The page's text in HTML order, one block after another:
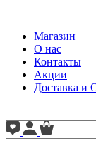
Магазин
О нас
Контакты
Акции
Доставка и